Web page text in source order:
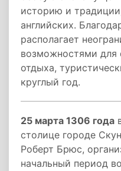
историю и
английских.
располагает
возможностями для
отдыха,
круглый год.
25 марта 1306 года
столице городе
Роберт Брюс,
начальный период